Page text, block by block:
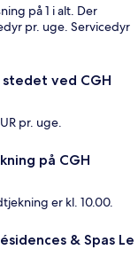
på 1 i alt. Der
pr. uge. Servicedyr
ved CGH
pr. uge.
på CGH
er kl. 10.00.
& Spas Le